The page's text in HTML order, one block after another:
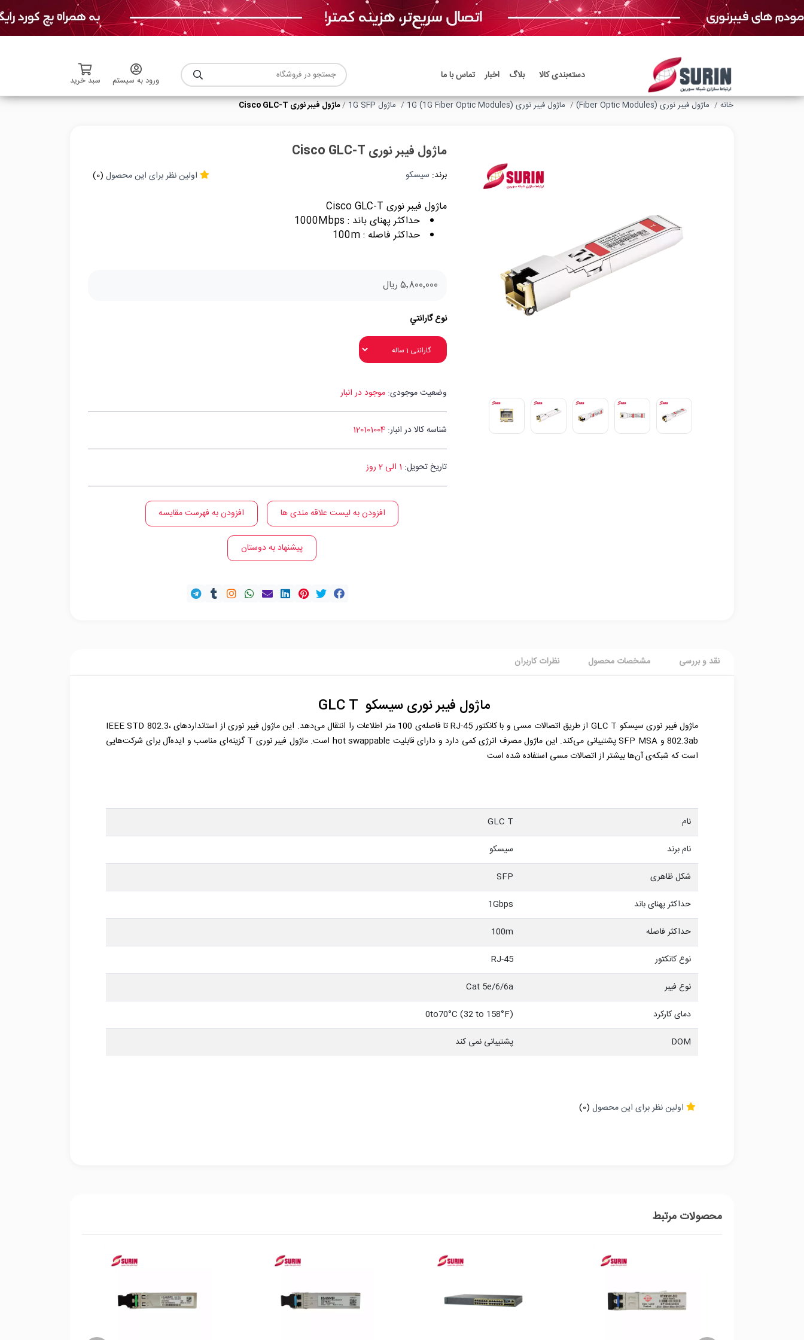
دسته‌بندی‌ کالا بلاگ اخبار تماس با ما ورود به سیستم
سبد خرید
خانه
ماژول‌ فیبر نوری (Fiber Optic Modules) ماژول فیبر نوری 1G (1G Fiber Optic Modules) ماژول 1G SFP ماژول فیبر نوری Cisco GLC-T
ماژول فیبر نوری Cisco GLC-T
برند: سیسکو اولین نظر برای این محصول (0)
ماژول فیبر نوری Cisco GLC-T
حداکثر پهنای باند : 1000Mbps
حداکثر فاصله : 100m
5٬800٬000 ریال
نوع گارانتي
وضعیت موجودی: موجود در انبار
شناسه کالا در انبار: 120101004
تاریخ تحویل: 1 الی 2 روز
افزودن به لیست علاقه مندی ها افزودن به فهرست مقایسه
پیشنهاد به دوستان
نقد و بررسی مشخصات محصول نظرات کاربران
ماژول فیبر نوری سیسکو GLC T
ماژول فیبر نوری سیسکو GLC T از طریق اتصالات مسی و با کانکتور RJ-45 تا فاصله‌ی 100 متر اطلاعات را انتقال می‌دهد. این ماژول فیبر نوری از استانداردهای IEEE STD 802.3،
802.3ab و SFP MSA پشتیبانی می‌کند. این ماژول مصرف انرژی کمی دارد و دارای قابلیت hot swappable است. ماژول فیبر نوری T گزینه‌ای مناسب و ایده‌آل برای شرکت‌هایی
است که شبکه‎‌ی آن‌ها بیشتر از اتصالات مسی استفاده شده است
نام
GLC T
نام برند
سیسکو
شکل ظاهری
SFP
حداکثر پهنای باند
1Gbps
حداکثر فاصله
100m
نوع کانکتور
RJ-45
نوع فیبر
Cat 5e/6/6a
دمای کارکرد
0to70°C (32 to 158°F)
DOM
پشتیبانی نمی کند
اولین نظر برای این محصول (0)
محصولات مرتبط